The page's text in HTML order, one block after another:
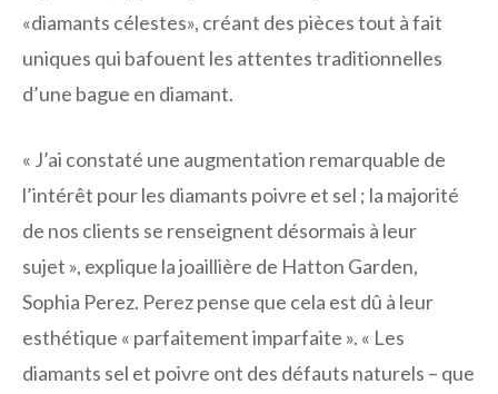
«diamants célestes», créant des pièces tout à fait
uniques qui bafouent les attentes traditionnelles
d’une bague en diamant.
« J’ai constaté une augmentation remarquable de
l’intérêt pour les diamants poivre et sel ; la majorité
de nos clients se renseignent désormais à leur
sujet », explique la joaillière de Hatton Garden,
Sophia Perez. Perez pense que cela est dû à leur
esthétique « parfaitement imparfaite ». « Les
diamants sel et poivre ont des défauts naturels – que